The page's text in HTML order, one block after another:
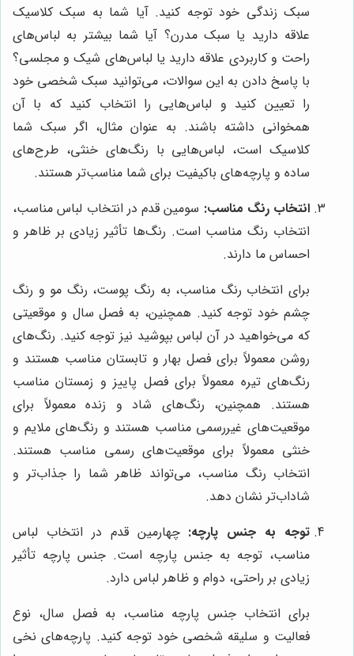
سبک زندگی خود توجه کنید. آیا شما به سبک کلاسیک
علاقه دارید یا سبک مدرن؟ آیا شما بیشتر به لباس‌های
راحت و کاربردی علاقه دارید یا لباس‌های شیک و مجلسی؟
با پاسخ دادن به این سوالات، می‌توانید سبک شخصی خود
را تعیین کنید و لباس‌هایی را انتخاب کنید که با آن
همخوانی داشته باشند. به عنوان مثال، اگر سبک شما
کلاسیک است، لباس‌هایی با رنگ‌های خنثی، طرح‌های
ساده و پارچه‌های باکیفیت برای شما مناسب‌تر هستند.
انتخاب رنگ مناسب: سومین قدم در انتخاب لباس مناسب،
انتخاب رنگ مناسب است. رنگ‌ها تأثیر زیادی بر ظاهر و
احساس ما دارند.
برای انتخاب رنگ مناسب، به رنگ پوست، رنگ مو و رنگ
چشم خود توجه کنید. همچنین، به فصل سال و موقعیتی
که می‌خواهید در آن لباس بپوشید نیز توجه کنید. رنگ‌های
روشن معمولاً برای فصل بهار و تابستان مناسب هستند و
رنگ‌های تیره معمولاً برای فصل پاییز و زمستان مناسب
هستند. همچنین، رنگ‌های شاد و زنده معمولاً برای
موقعیت‌های غیررسمی مناسب هستند و رنگ‌های ملایم و
خنثی معمولاً برای موقعیت‌های رسمی مناسب هستند.
انتخاب رنگ مناسب، می‌تواند ظاهر شما را جذاب‌تر و
شاداب‌تر نشان دهد.
توجه به جنس پارچه: چهارمین قدم در انتخاب لباس
مناسب، توجه به جنس پارچه است. جنس پارچه تأثیر
زیادی بر راحتی، دوام و ظاهر لباس دارد.
برای انتخاب جنس پارچه مناسب، به فصل سال، نوع
فعالیت و سلیقه شخصی خود توجه کنید. پارچه‌های نخی